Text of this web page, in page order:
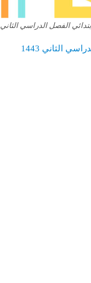
الفصل الدراسي الثاني 1443
الثاني 1443